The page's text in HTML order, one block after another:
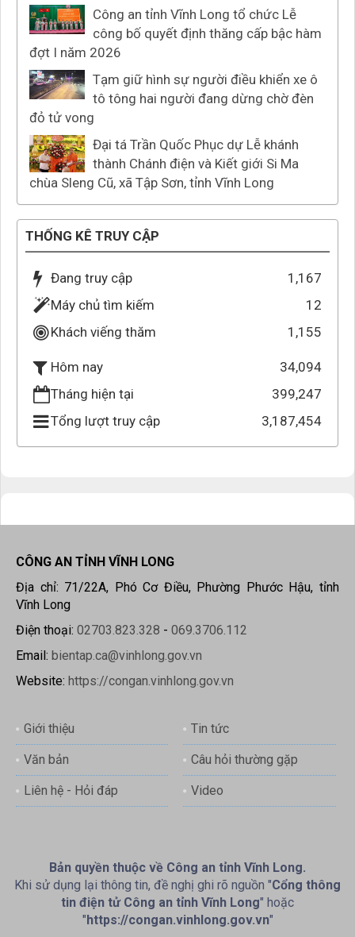
Công an tỉnh Vĩnh Long tổ chức Lễ
công bố quyết định thăng cấp bậc hàm
đợt I năm 2026
Tạm giữ hình sự người điều khiển xe ô
tô tông hai người đang dừng chờ đèn
đỏ tử vong
Đại tá Trần Quốc Phục dự Lễ khánh
thành Chánh điện và Kiết giới Si Ma
chùa Sleng Cũ, xã Tập Sơn, tỉnh Vĩnh Long
THỐNG KÊ TRUY CẬP
Đang truy cập
1,167
Máy chủ tìm kiếm
12
Khách viếng thăm
1,155
Hôm nay
34,094
Tháng hiện tại
399,247
Tổng lượt truy cập
3,187,454
CÔNG AN TỈNH VĨNH LONG
Địa chỉ: 71/22A, Phó Cơ Điều, Phường Phước Hậu, tỉnh
Vĩnh Long
Điện thoại: 02703.823.328 - 069.3706.112
Email: bientap.ca@vinhlong.gov.vn
Website: https://congan.vinhlong.gov.vn
Giới thiệu Tin tức
Văn bản Câu hỏi thường gặp
Liên hệ - Hỏi đáp Video
Bản quyền thuộc về Công an tỉnh Vĩnh Long.
Khi sử dụng lại thông tin, đề nghị ghi rõ nguồn "Cổng thông
tin điện tử Công an tỉnh Vĩnh Long" hoặc
"https://congan.vinhlong.gov.vn"